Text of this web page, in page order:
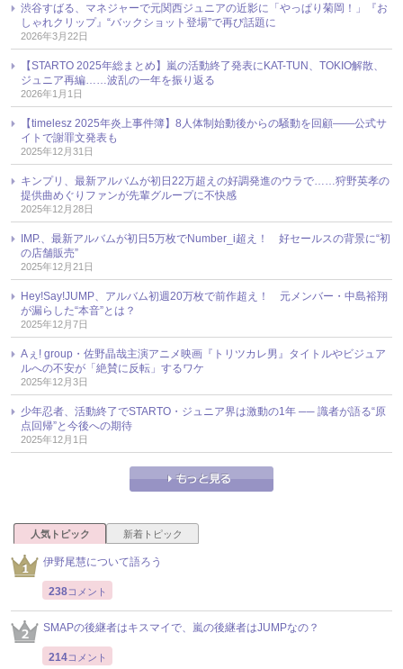
渋谷すばる、マネジャーで元関西ジュニアの近影に「やっぱり菊岡！」『お
しゃれクリップ』“バックショット登場”で再び話題に
2026年3月22日
【STARTO 2025年総まとめ】嵐の活動終了発表にKAT-TUN、TOKIO解散、
ジュニア再編……波乱の一年を振り返る
2026年1月1日
【timelesz 2025年炎上事件簿】8人体制始動後からの騒動を回顧――公式サ
イトで謝罪文発表も
2025年12月31日
キンプリ、最新アルバムが初日22万超えの好調発進のウラで……狩野英孝の
提供曲めぐりファンが先輩グループに不快感
2025年12月28日
IMP.、最新アルバムが初日5万枚でNumber_i超え！ 好セールスの背景に“初
の店舗販売”
2025年12月21日
Hey!Say!JUMP、アルバム初週20万枚で前作超え！ 元メンバー・中島裕翔
が漏らした“本音”とは？
2025年12月7日
Aぇ! group・佐野晶哉主演アニメ映画『トリツカレ男』タイトルやビジュア
ルへの不安が「絶賛に反転」するワケ
2025年12月3日
少年忍者、活動終了でSTARTO・ジュニア界は激動の1年 ── 識者が語る“原
点回帰”と今後への期待
2025年12月1日
人気トピック 新着トピック
伊野尾慧について語ろう
238コメント
SMAPの後継者はキスマイで、嵐の後継者はJUMPなの？
214コメント